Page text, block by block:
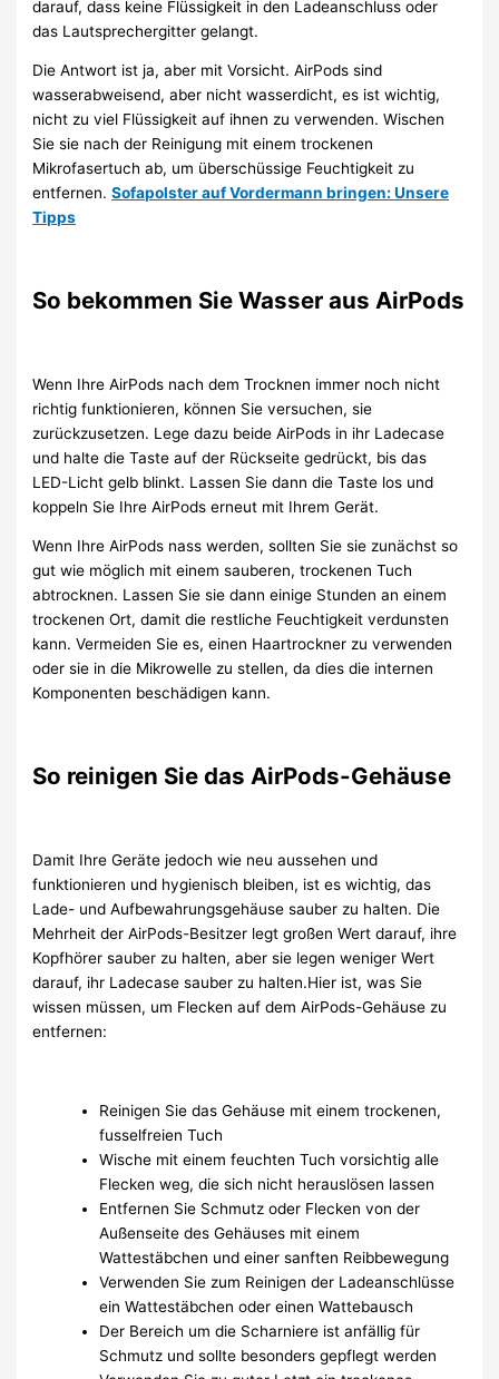
darauf, dass keine Flüssigkeit in den Ladeanschluss oder
das Lautsprechergitter gelangt.
Die Antwort ist ja, aber mit Vorsicht. AirPods sind
wasserabweisend, aber nicht wasserdicht, es ist wichtig,
nicht zu viel Flüssigkeit auf ihnen zu verwenden. Wischen
Sie sie nach der Reinigung mit einem trockenen
Mikrofasertuch ab, um überschüssige Feuchtigkeit zu
entfernen.Sofapolster auf Vordermann bringen: Unsere
Tipps
So bekommen Sie Wasser aus AirPods
Wenn Ihre AirPods nach dem Trocknen immer noch nicht
richtig funktionieren, können Sie versuchen, sie
zurückzusetzen. Lege dazu beide AirPods in ihr Ladecase
und halte die Taste auf der Rückseite gedrückt, bis das
LED-Licht gelb blinkt. Lassen Sie dann die Taste los und
koppeln Sie Ihre AirPods erneut mit Ihrem Gerät.
Wenn Ihre AirPods nass werden, sollten Sie sie zunächst so
gut wie möglich mit einem sauberen, trockenen Tuch
abtrocknen. Lassen Sie sie dann einige Stunden an einem
trockenen Ort, damit die restliche Feuchtigkeit verdunsten
kann. Vermeiden Sie es, einen Haartrockner zu verwenden
oder sie in die Mikrowelle zu stellen, da dies die internen
Komponenten beschädigen kann.
So reinigen Sie das AirPods-Gehäuse
Damit Ihre Geräte jedoch wie neu aussehen und
funktionieren und hygienisch bleiben, ist es wichtig, das
Lade- und Aufbewahrungsgehäuse sauber zu halten. Die
Mehrheit der AirPods-Besitzer legt großen Wert darauf, ihre
Kopfhörer sauber zu halten, aber sie legen weniger Wert
darauf, ihr Ladecase sauber zu halten.Hier ist, was Sie
wissen müssen, um Flecken auf dem AirPods-Gehäuse zu
entfernen:
Reinigen Sie das Gehäuse mit einem trockenen,
fusselfreien Tuch
Wische mit einem feuchten Tuch vorsichtig alle
Flecken weg, die sich nicht herauslösen lassen
Entfernen Sie Schmutz oder Flecken von der
Außenseite des Gehäuses mit einem
Wattestäbchen und einer sanften Reibbewegung
Verwenden Sie zum Reinigen der Ladeanschlüsse
ein Wattestäbchen oder einen Wattebausch
Der Bereich um die Scharniere ist anfällig für
Schmutz und sollte besonders gepflegt werden